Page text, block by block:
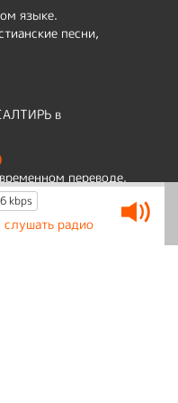
языке.
песни,
в
переводе.
данных
kbps
радио